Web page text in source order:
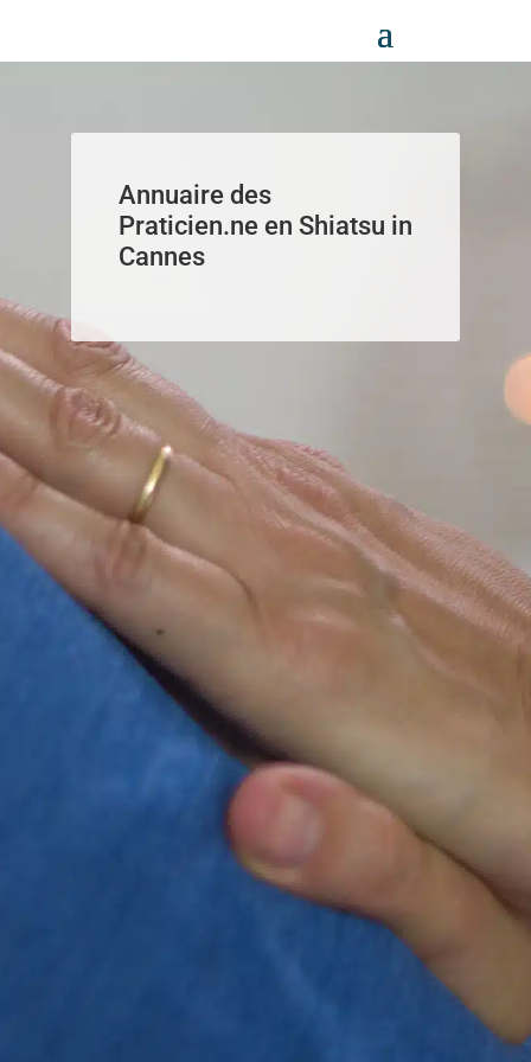
Annuaire des
Praticien.ne en Shiatsu in
Cannes